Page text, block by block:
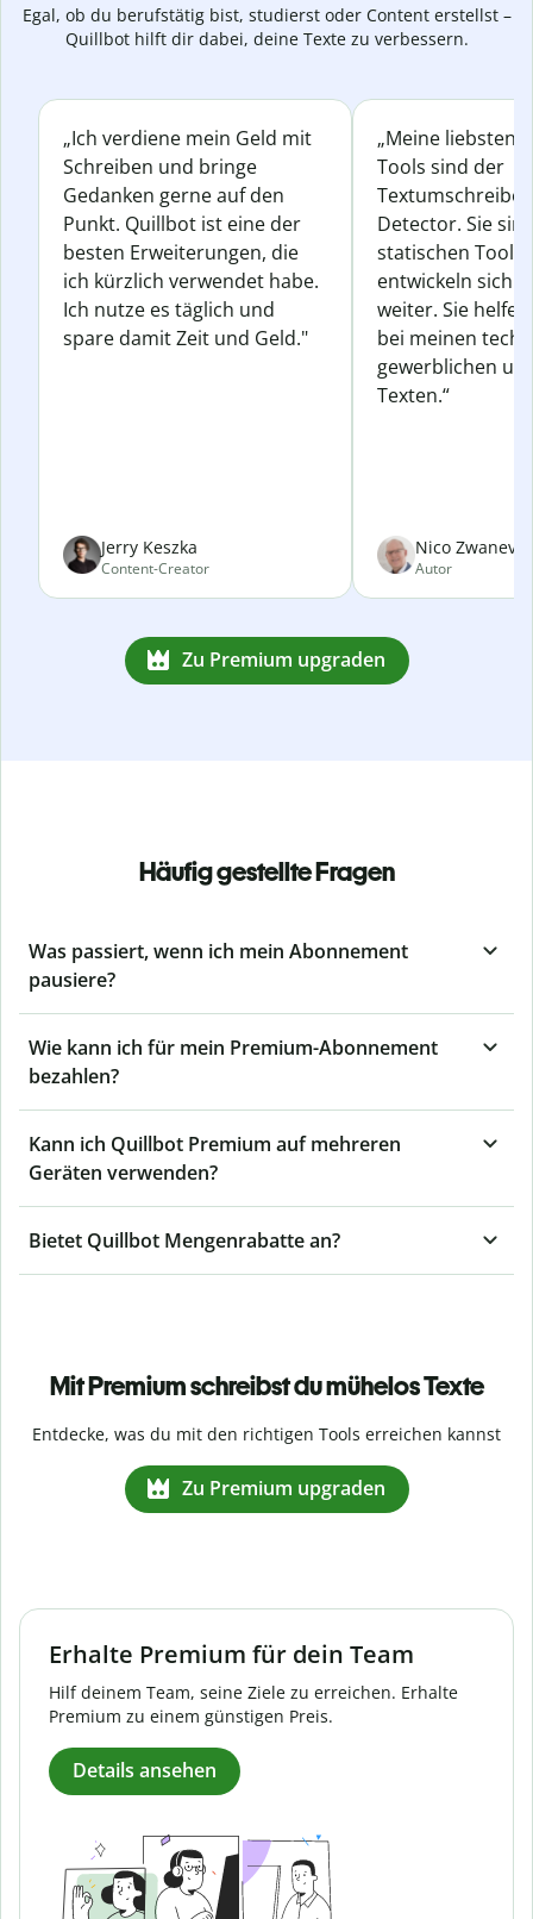
Egal, ob du berufstätig bist, studierst oder Content erstellst –
Quillbot hilft dir dabei, deine Texte zu verbessern.
„Ich verdiene mein Geld mit
Schreiben und bringe
Gedanken gerne auf den
Punkt. Quillbot ist eine der
besten Erweiterungen, die
ich kürzlich verwendet habe.
Ich nutze es täglich und
spare damit Zeit und Geld."
Jerry Keszka
Content-Creator
„Meine liebsten
Tools sind der
Detector. Sie
statischen
entwickeln sich
weiter. Sie
bei meinen
gewerblichen
Texten.“
Nico
Autor
Zu Premium upgraden
Häufig gestellte Fragen
Was passiert, wenn ich mein Abonnement
pausiere?
Wie kann ich für mein Premium-Abonnement
bezahlen?
Kann ich Quillbot Premium auf mehreren
Geräten verwenden?
Bietet Quillbot Mengenrabatte an?
Mit Premium schreibst du mühelos Texte
Entdecke, was du mit den richtigen Tools erreichen kannst
Zu Premium upgraden
Erhalte Premium für dein Team
Hilf deinem Team, seine Ziele zu erreichen. Erhalte
Premium zu einem günstigen Preis.
Details ansehen